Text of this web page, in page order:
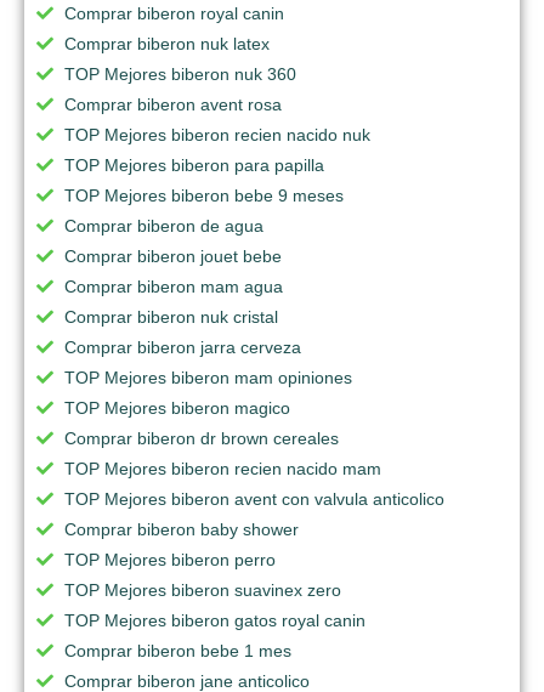
Comprar biberon royal canin
Comprar biberon nuk latex
TOP Mejores biberon nuk 360
Comprar biberon avent rosa
TOP Mejores biberon recien nacido nuk
TOP Mejores biberon para papilla
TOP Mejores biberon bebe 9 meses
Comprar biberon de agua
Comprar biberon jouet bebe
Comprar biberon mam agua
Comprar biberon nuk cristal
Comprar biberon jarra cerveza
TOP Mejores biberon mam opiniones
TOP Mejores biberon magico
Comprar biberon dr brown cereales
TOP Mejores biberon recien nacido mam
TOP Mejores biberon avent con valvula anticolico
Comprar biberon baby shower
TOP Mejores biberon perro
TOP Mejores biberon suavinex zero
TOP Mejores biberon gatos royal canin
Comprar biberon bebe 1 mes
Comprar biberon jane anticolico